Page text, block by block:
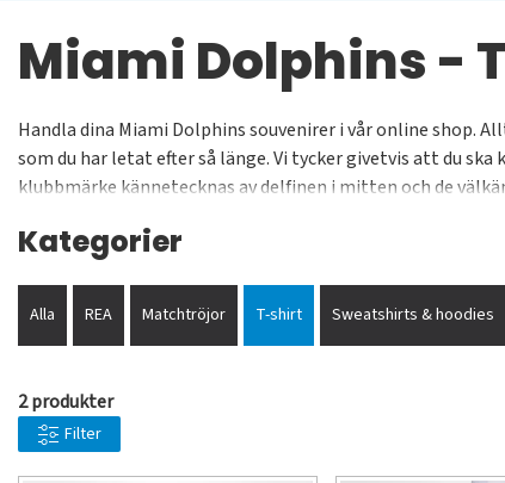
Miami Dolphins -
Handla dina Miami Dolphins souvenirer i vår online shop.
som du har letat efter så länge. Vi tycker givetvis att du
klubbmärke kännetecknas av delfinen i mitten och de
Kategorier
Alla REA Matchtröjor T-shirt Sweatshirts & hoodies
2 produkter
Filter